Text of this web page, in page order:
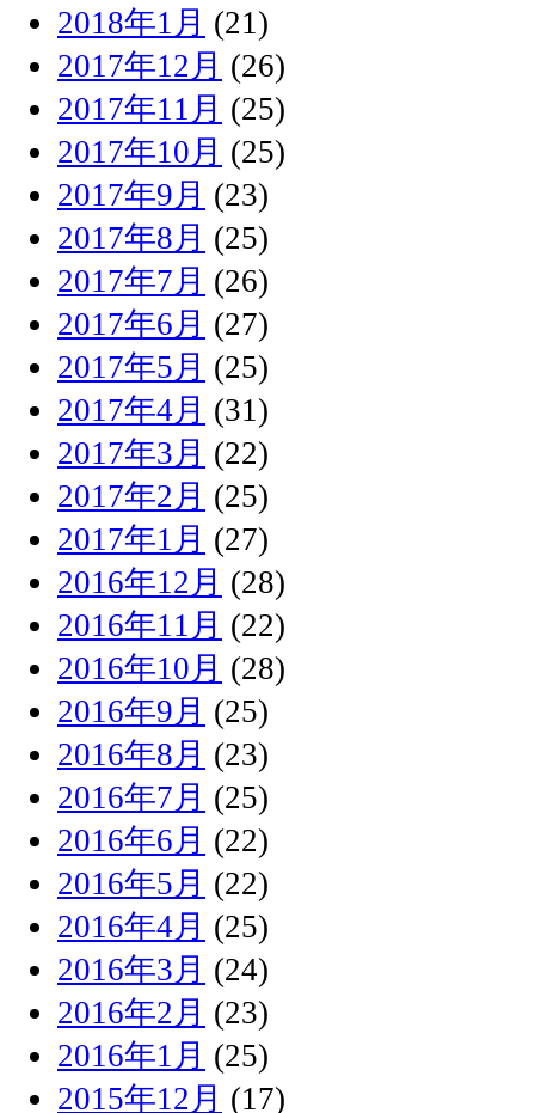
2018年1月 (21)
2017年12月 (26)
2017年11月 (25)
2017年10月 (25)
2017年9月 (23)
2017年8月 (25)
2017年7月 (26)
2017年6月 (27)
2017年5月 (25)
2017年4月 (31)
2017年3月 (22)
2017年2月 (25)
2017年1月 (27)
2016年12月 (28)
2016年11月 (22)
2016年10月 (28)
2016年9月 (25)
2016年8月 (23)
2016年7月 (25)
2016年6月 (22)
2016年5月 (22)
2016年4月 (25)
2016年3月 (24)
2016年2月 (23)
2016年1月 (25)
2015年12月 (17)